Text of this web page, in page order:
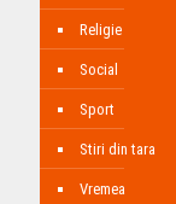
Religie
Social
Sport
Stiri din tara
Vremea